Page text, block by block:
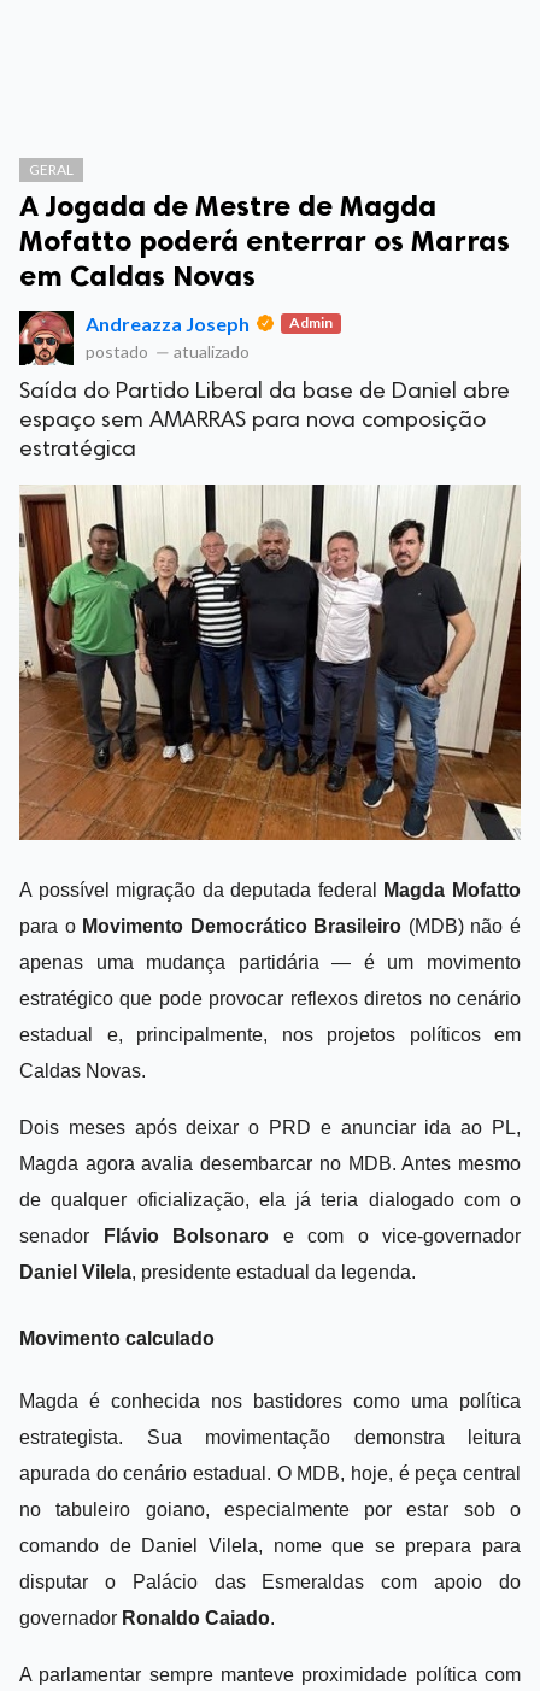
GERAL
A Jogada de Mestre de Magda
Mofatto poderá enterrar os Marras
em Caldas Novas
Andreazza Joseph Admin
postado — atualizado
Saída do Partido Liberal da base de Daniel abre
espaço sem AMARRAS para nova composição
estratégica
A possível migração da deputada federal
Magda Mofatto
para o Movimento Democrático Brasileiro (MDB) não é
apenas uma mudança partidária — é um movimento
estratégico que pode provocar reflexos diretos no cenário
estadual e, principalmente, nos projetos políticos em
Caldas Novas.
Dois meses após deixar o PRD e anunciar ida ao PL,
Magda agora avalia desembarcar no MDB. Antes mesmo
de qualquer oficialização, ela já teria dialogado com o
senador
Flávio Bolsonaro e com o vice-governador
Daniel Vilela, presidente estadual da legenda.
Movimento calculado
Magda é conhecida nos bastidores como uma política
estrategista. Sua movimentação demonstra leitura
apurada do cenário estadual. O MDB, hoje, é peça central
no tabuleiro goiano, especialmente por estar sob o
comando de Daniel Vilela, nome que se prepara para
disputar o Palácio das Esmeraldas com apoio do
governador Ronaldo Caiado.
A parlamentar sempre manteve proximidade política com